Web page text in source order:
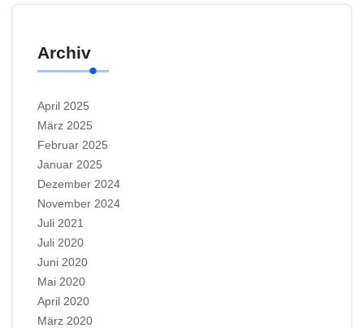
Archiv
April 2025
März 2025
Februar 2025
Januar 2025
Dezember 2024
November 2024
Juli 2021
Juli 2020
Juni 2020
Mai 2020
April 2020
März 2020